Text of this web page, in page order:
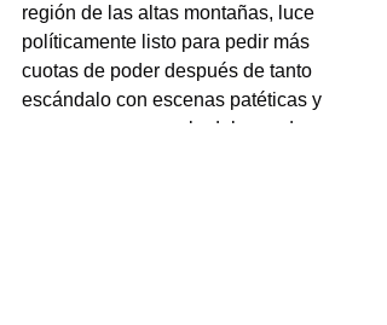
región de las altas montañas, luce
políticamente listo para pedir más
cuotas de poder después de tanto
escándalo con escenas patéticas y
vergonzosas como la del pseudo